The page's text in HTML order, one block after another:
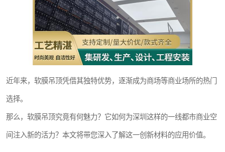
近年来，软膜吊顶凭借其独特优势，逐渐成为商场等商业场所的热门
选择。
那么，软膜吊顶究竟有何魅力？它如何为深圳这样的一线都市商业空
间注入新的活力？本文将带您深入了解这一创新材料的应用价值。